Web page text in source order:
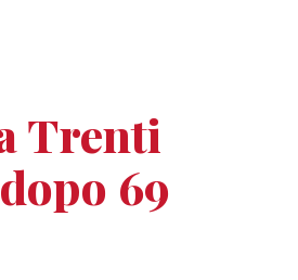
Trenti
69